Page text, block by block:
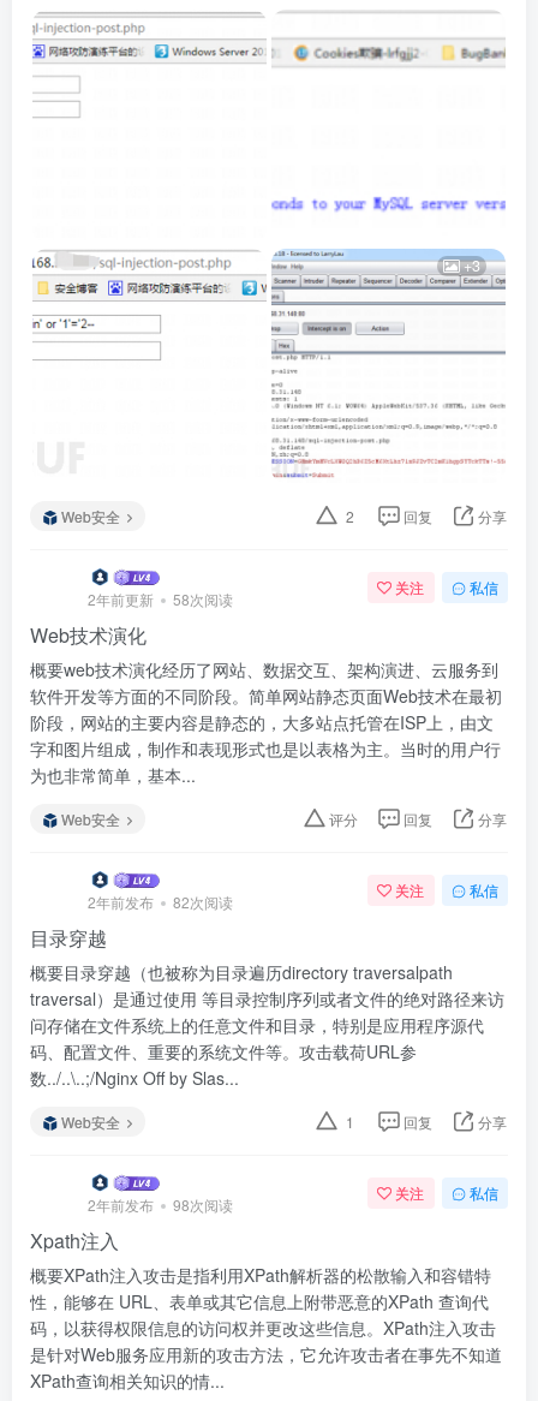
+3
Web安全 2 回复 分享
2年前更新 58次阅读
关注 私信
Web技术演化
概要web技术演化经历了网站、数据交互、架构演进、云服务到
软件开发等方面的不同阶段。简单网站静态页面Web技术在最初
阶段，网站的主要内容是静态的，大多站点托管在ISP上，由文
字和图片组成，制作和表现形式也是以表格为主。当时的用户行
为也非常简单，基本...
Web安全 评分 回复 分享
2年前发布 82次阅读
关注 私信
目录穿越
概要目录穿越（也被称为目录遍历directory traversalpath
traversal）是通过使用 等目录控制序列或者文件的绝对路径来访
问存储在文件系统上的任意文件和目录，特别是应用程序源代
码、配置文件、重要的系统文件等。攻击载荷URL参
数../..\..;/Nginx Off by Slas...
Web安全 1 回复 分享
2年前发布 98次阅读
关注 私信
Xpath注入
概要XPath注入攻击是指利用XPath解析器的松散输入和容错特
性，能够在 URL、表单或其它信息上附带恶意的XPath 查询代
码，以获得权限信息的访问权并更改这些信息。XPath注入攻击
是针对Web服务应用新的攻击方法，它允许攻击者在事先不知道
XPath查询相关知识的情...